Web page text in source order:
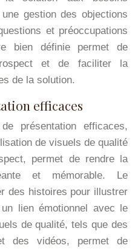
gestion des objections
et préoccupations
bien définie permet de
et de faciliter la
de la solution.
efficaces
présentation efficaces,
de visuels de qualité
permet de rendre la
et mémorable. Le
des histoires pour illustrer
lien émotionnel avec le
de qualité, tels que des
des vidéos, permet de